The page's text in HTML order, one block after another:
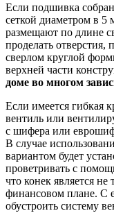
Если подшивка
сеткой диаметром в 5
размещают по длине
проделать отверстия,
сверлом круглой
верхней части
доме во многом
Если имеется гибкая
вентиль или
с шифера или
В случае
вариантом будет
проветривать с
что конек является
финансовом плане. С
обустроить систему